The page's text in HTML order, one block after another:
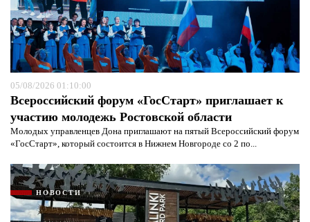
05/08/2026 01:10:00
Всероссийский форум «ГосСтарт» приглашает к
участию молодежь Ростовской области
Молодых управленцев Дона приглашают на пятый Всероссийский форум
«ГосСтарт», который состоится в Нижнем Новгороде со 2 по...
НОВОСТИ